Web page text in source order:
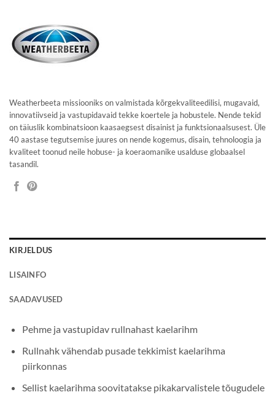
Weatherbeeta missiooniks on valmistada kõrgekvaliteedilisi, mugavaid,
innovatiivseid ja vastupidavaid tekke koertele ja hobustele. Nende tekid
on täiuslik kombinatsioon kaasaegsest disainist ja funktsionaalsusest. Üle
40 aastase tegutsemise juures on nende kogemus, disain, tehnoloogia ja
kvaliteet toonud neile hobuse- ja koeraomanike usalduse globaalsel
tasandil.
KIRJELDUS
LISAINFO
SAADAVUSED
Pehme ja vastupidav rullnahast kaelarihm
Rullnahk vähendab pusade tekkimist kaelarihma
piirkonnas
Sellist kaelarihma soovitatakse pikakarvalistele tõugudele